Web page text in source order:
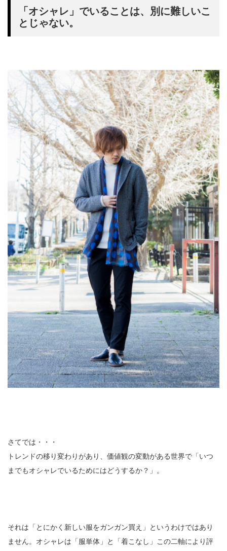
「オシャレ」でいることは、別に難しいこ
とじゃない。
さてでは・・・
トレンドの移り変わりがあり、価値観の変動がある世界で「いつ
までもオシャレでいるためにはどうするか？」。
それは「とにかく新しい服をガンガン買え」というわけではあり
ません。オシャレは「服単体」と「着こなし」この二軸により評